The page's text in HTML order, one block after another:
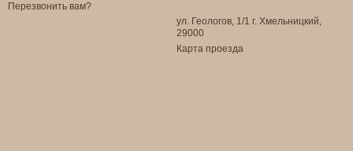
Перезвонить вам?
ул. Геологов, 1/1 г. Хмельницкий,
29000
Карта проезда